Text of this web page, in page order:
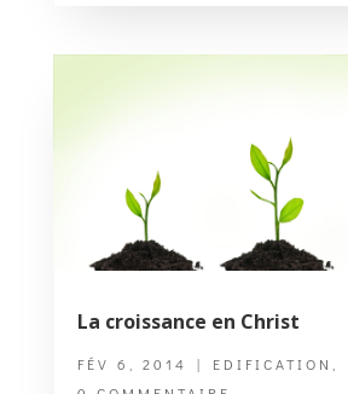
La croissance en Christ
FÉV 6, 2014 | EDIFICATION ,